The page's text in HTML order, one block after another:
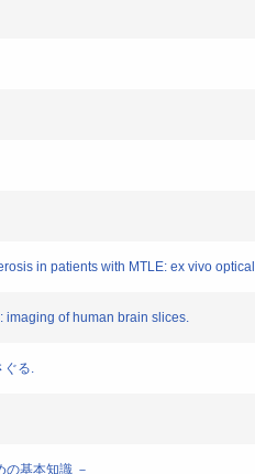
in patients with MTLE: ex vivo
imaging of human brain slices.
ぐる.
基本知識 －